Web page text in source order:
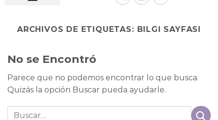
ARCHIVOS DE ETIQUETAS: BILGI SAYFASI
No se Encontró
Parece que no podemos encontrar lo que busca.
Quizás la opción Buscar pueda ayudarle.